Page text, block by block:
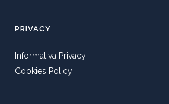
PRIVACY
Informativa Privacy
Cookies Policy